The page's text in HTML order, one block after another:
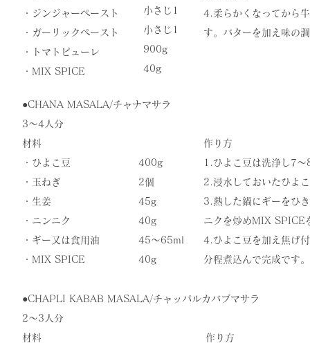
・ジンジャーペースト
・ガーリックペースト
・トマトピューレ
​・MIX SPICE
小さじ1
小さじ1
900g
​40g
​4.柔らかくなってから
す。バターを加え味の
●​CHANA MASALA/チャナマサラ
3〜4人分
材料
​・ひよこ豆
・玉ねぎ
・生姜
・ニンニク
・ギー又は食用油
​・MIX SPICE
400g
2個
45g
40g
45〜65ml
40g
作り方
​1.ひよこ豆は洗浄し7
2.浸水しておいたひよ
3.熱した鍋にギーをひ
ニクを炒めMIX SPICE
​4.ひよこ豆を加え焦げ
分程煮込んで完成です。
●​CHAPLI KABAB MASALA/チャッパルカバブマサラ
2〜3人分
材料
作り方